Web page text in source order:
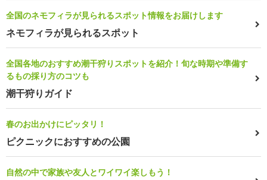
全国のネモフィラが見られるスポット情報をお届けします
ネモフィラが見られるスポット
全国各地のおすすめ潮干狩りスポットを紹介！旬な時期や準備す
るもの採り方のコツも
潮干狩りガイド
春のお出かけにピッタリ！
ピクニックにおすすめの公園
自然の中で家族や友人とワイワイ楽しもう！